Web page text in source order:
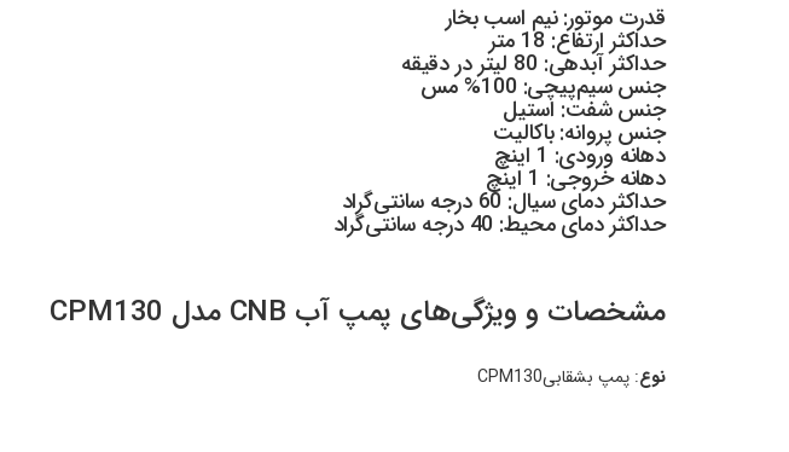
قدرت موتور: نیم اسب بخار
حداکثر ارتفاع: 18 متر
حداکثر آبدهی: 80 لیتر در دقیقه
جنس سیم‌پیچی: 100% مس
جنس شفت: استیل
جنس پروانه: باکالیت
دهانه ورودی: 1 اینچ
دهانه خروجی: 1 اینچ
حداکثر دمای سیال: 60 درجه سانتی‌گراد
حداکثر دمای محیط: 40 درجه سانتی‌گراد
مشخصات و ویژگی‌های پمپ آب CNB مدل CPM130
نوع: پمپ بشقابیCPM130